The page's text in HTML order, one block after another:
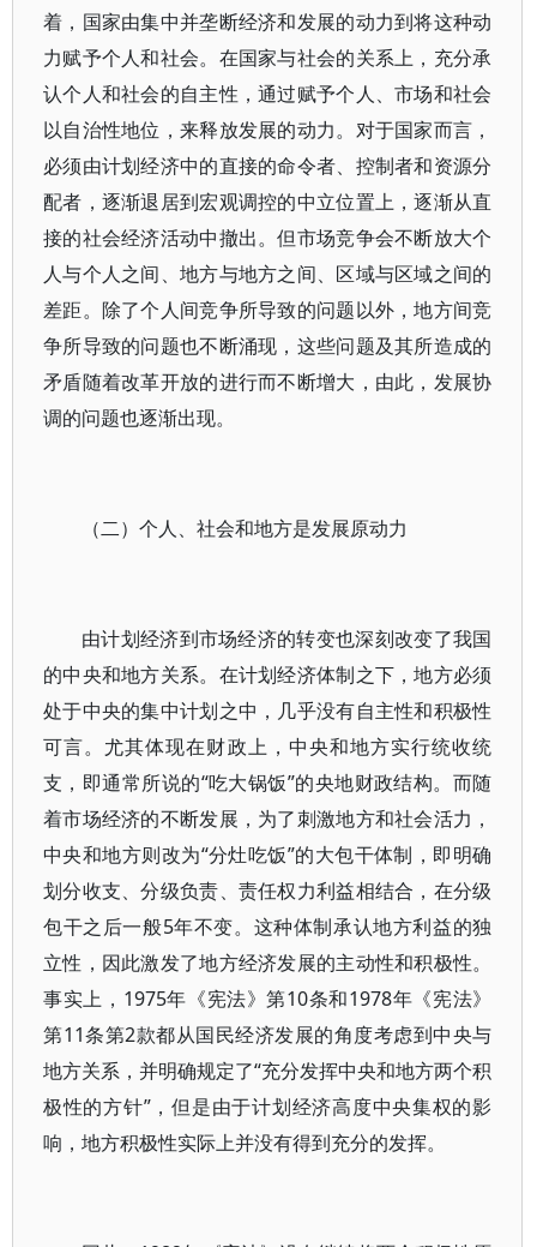
着，国家由集中并垄断经济和发展的动力到将这种动
力赋予个人和社会。在国家与社会的关系上，充分承
认个人和社会的自主性，通过赋予个人、市场和社会
以自治性地位，来释放发展的动力。对于国家而言，
必须由计划经济中的直接的命令者、控制者和资源分
配者，逐渐退居到宏观调控的中立位置上，逐渐从直
接的社会经济活动中撤出。但市场竞争会不断放大个
人与个人之间、地方与地方之间、区域与区域之间的
差距。除了个人间竞争所导致的问题以外，地方间竞
争所导致的问题也不断涌现，这些问题及其所造成的
矛盾随着改革开放的进行而不断增大，由此，发展协
调的问题也逐渐出现。
（二）个人、社会和地方是发展原动力
由计划经济到市场经济的转变也深刻改变了我国
的中央和地方关系。在计划经济体制之下，地方必须
处于中央的集中计划之中，几乎没有自主性和积极性
可言。尤其体现在财政上，中央和地方实行统收统
支，即通常所说的“吃大锅饭”的央地财政结构。而随
着市场经济的不断发展，为了刺激地方和社会活力，
中央和地方则改为“分灶吃饭”的大包干体制，即明确
划分收支、分级负责、责任权力利益相结合，在分级
包干之后一般5年不变。这种体制承认地方利益的独
立性，因此激发了地方经济发展的主动性和积极性。
事实上，1975年《宪法》第10条和1978年《宪法》
第11条第2款都从国民经济发展的角度考虑到中央与
地方关系，并明确规定了“充分发挥中央和地方两个积
极性的方针”，但是由于计划经济高度中央集权的影
响，地方积极性实际上并没有得到充分的发挥。